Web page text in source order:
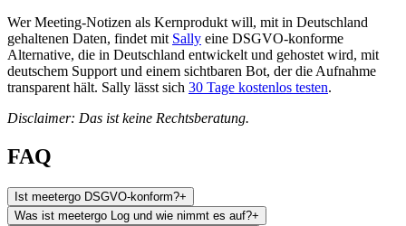
Wer Meeting-Notizen als Kernprodukt will, mit in Deutschland
gehaltenen Daten, findet mit Sally eine DSGVO-konforme
Alternative, die in Deutschland entwickelt und gehostet wird, mit
deutschem Support und einem sichtbaren Bot, der die Aufnahme
transparent hält. Sally lässt sich 30 Tage kostenlos testen.
Disclaimer: Das ist keine Rechtsberatung.
FAQ
Ist meetergo DSGVO-konform?+
Was ist meetergo Log und wie nimmt es auf?+